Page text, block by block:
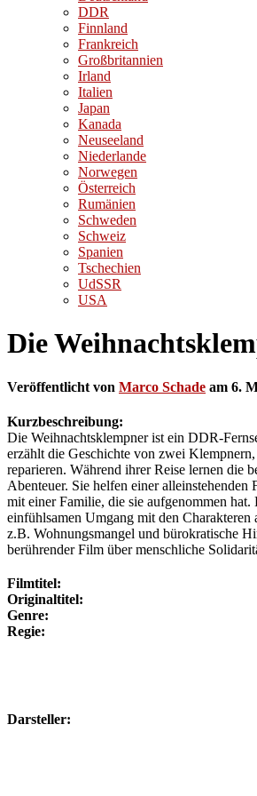
DDR
Finnland
Frankreich
Großbritannien
Irland
Italien
Japan
Kanada
Neuseeland
Niederlande
Norwegen
Österreich
Rumänien
Schweden
Schweiz
Spanien
Tschechien
UdSSR
USA
Die
Veröffentlicht von Marco Schade am 6.
Kurzbeschreibung:
Die Weihnachtsklempner ist ein DDR-
erzählt die Geschichte von zwei
reparieren. Während ihrer Reise lernen die
Abenteuer. Sie helfen einer
mit einer Familie, die sie aufgenommen
einfühlsamen Umgang mit den
z.B. Wohnungsmangel und bürokratische
berührender Film über menschliche
Filmtitel:
Originaltitel:
Genre:
Regie:
Darsteller: